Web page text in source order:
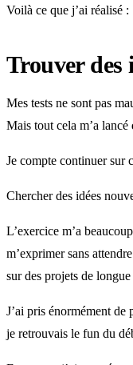
Voilà ce que j’ai réalisé :
Trouver des
Mes tests ne sont pas
Mais tout cela m’a
Je compte continuer sur
Chercher des idées
L’exercice m’a
m’exprimer sans
sur des projets de
J’ai pris énormément de
je retrouvais le fun du